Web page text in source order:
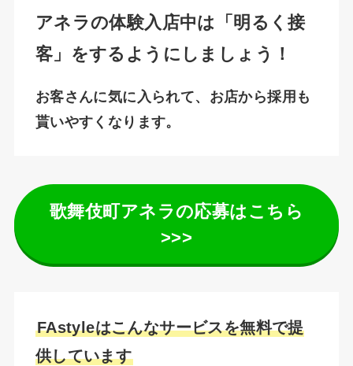
アネラの体験入店中は「明るく接
客」をするようにしましょう！
お客さんに気に入られて、お店から採用も
貰いやすくなります。
歌舞伎町アネラの応募はこちら
>>>
FAstyleはこんなサービスを無料で提
供しています